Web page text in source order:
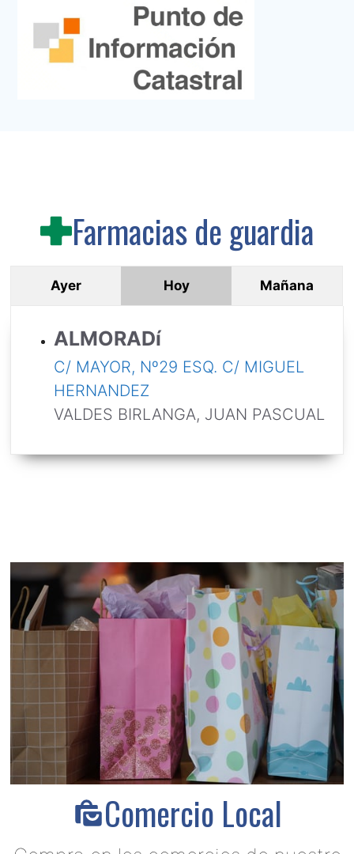
Farmacias de guardia
Ayer Hoy Mañana
ALMORADí
C/ MAYOR, Nº29 ESQ. C/ MIGUEL
HERNANDEZ
VALDES BIRLANGA, JUAN PASCUAL
Comercio Local